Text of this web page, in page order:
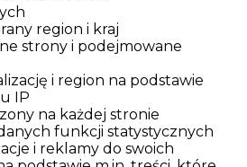
region i kraj
strony i podejmowane
i region na podstawie
IP
na każdej stronie
funkcji statystycznych
i reklamy do swoich